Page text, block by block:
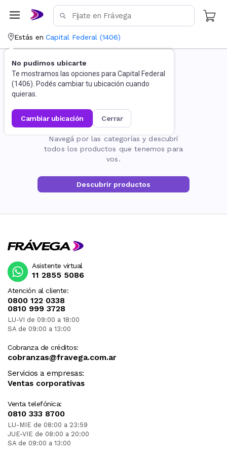
Estás en Capital Federal (1406)
No pudimos ubicarte
Te mostramos las opciones para Capital Federal
(1406). Podés cambiar tu ubicación cuando
quieras.
cambiar ubicación cerrar
La página no existe
Navegá por las categorías y descubrí
todos los productos que tenemos para
vos.
Descubrir productos
Atención al cliente:
0800 122 0338
0810 999 3728
LU-VI de 09:00 a 18:00
SA de 09:00 a 13:00
Cobranza de créditos:
cobranzas@fravega.com.ar
Servicios a empresas:
Ventas corporativas
Venta telefónica:
0810 333 8700
LU-MIE de 08:00 a 23:59
JUE-VIE de 08:00 a 20:00
SA de 09:00 a 13:00
Asistente virtual
11 2855 5086